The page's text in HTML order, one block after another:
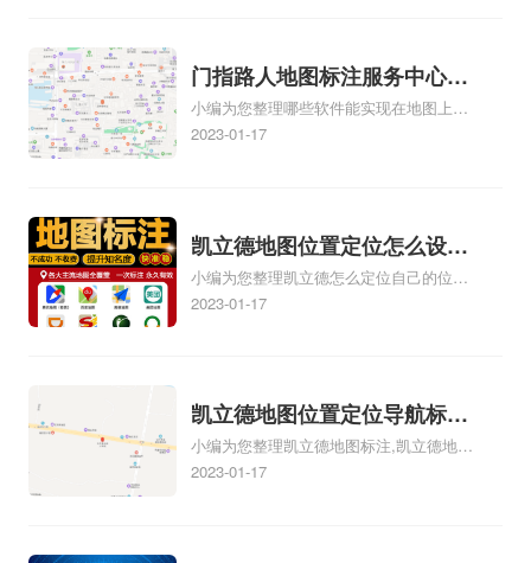
中心位置相关地图标注知识，详情可查看
下方正文！
门指路人地图标注服务中心地
图位置地址标记？门指路人地
图标注服务中心苹果地图位置
小编为您整理哪些软件能实现在地图上标
记门指路人地图标注服务中心位置、门指
地址、服装门指路人地图标注服务中心地
址标注上地图怎么弄相关地图标注知识，
详情可查看下方正文！
2023-01-17
凯立德地图位置定位怎么设置
自己的指路人地图标注服务中
心名？凯立德地图位置定位怎
小编为您整理凯立德怎么定位自己的位置
啊、手机凯立德地图定位怎么设置往上
设置指路人地图标注服务中心铺招牌相关
地图标注知识，详情可查看下方正文！
2023-01-17
凯立德地图位置定位导航标
注？凯立德地图位置定位,导
航,标注？
小编为您整理凯立德地图标注,凯立德地图
标注怎么做啊、凯立德地图标注,凯立德地
2023-01-17